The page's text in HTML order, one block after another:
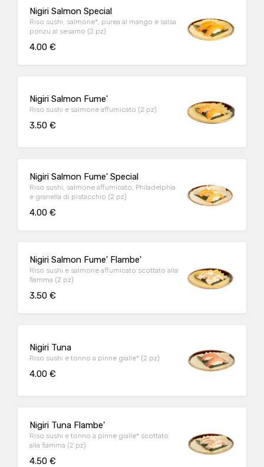
Nigiri Salmon Special
Riso sushi, salmone*, purea al mango e salsa
ponzu al sesamo (2 pz)
4.00 €
Nigiri Salmon Fume'
Riso sushi e salmone affumicato (2 pz)
3.50 €
Nigiri Salmon Fume' Special
Riso sushi, salmone affumicato, Philadelphia
e granella di pistacchio (2 pz)
4.00 €
Nigiri Salmon Fume' Flambe'
Riso sushi e salmone affumicato scottato alla
fiamma (2 pz)
3.50 €
Nigiri Tuna
Riso sushi e tonno a pinne gialle* (2 pz)
4.00 €
Nigiri Tuna Flambe'
Riso sushi e tonno a pinne gialle* scottato
alla fiamma (2 pz)
4.50 €